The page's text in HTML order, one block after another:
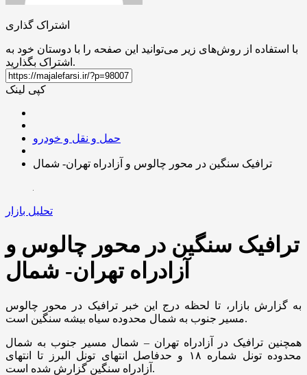
اشتراک گذاری
با استفاده از روش‌های زیر می‌توانید این صفحه را با دوستان خود به
اشتراک بگذارید.
کپی لینک
حمل و نقل و خودرو
ترافیک سنگین در محور چالوس و آزادراه تهران- شمال
تحلیل بازار
ترافیک سنگین در محور چالوس و
آزادراه تهران- شمال
به گزارش بازار، تا لحظه درج این خبر ترافیک در محور چالوس
مسیر جنوب به شمال محدوده سیاه بیشه سنگین است.
همچنین ترافیک در آزادراه تهران – شمال مسیر جنوب به شمال
محدوده تونل شماره ۱۸ و حدفاصل انتهای تونل البرز تا انتهای
آزادراه سنگین گزارش شده است.